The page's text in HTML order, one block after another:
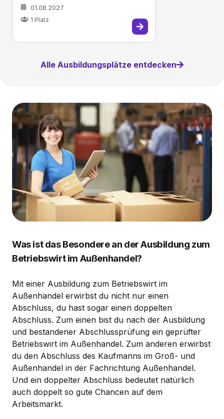
01.08.2027
1 Platz
Alle Ausbildungsplätze entdecken
Was ist das Besondere an der Ausbildung zum
Betriebswirt im Außenhandel?
Mit einer Ausbildung zum Betriebswirt im
Außenhandel erwirbst du nicht nur einen
Abschluss, du hast sogar einen doppelten
Abschluss. Zum einen bist du nach der Ausbildung
und bestandener Abschlussprüfung ein geprüfter
Betriebswirt im Außenhandel. Zum anderen erwirbst
du den Abschluss des Kaufmanns im Groß- und
Außenhandel in der Fachrichtung Außenhandel.
Und ein doppelter Abschluss bedeutet natürlich
auch doppelt so gute Chancen auf dem
Arbeitsmarkt.